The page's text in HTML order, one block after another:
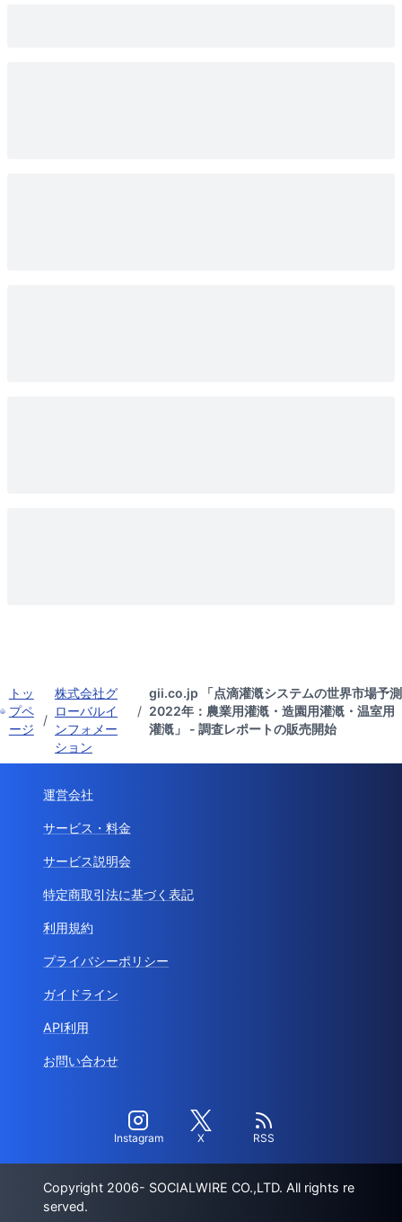
トッ
プペ
ージ
/
株式会社グ
ローバルイ
ンフォメー
ション
/
gii.co.jp 「点滴灌漑システムの世界市場予測
2022年：農業用灌漑・造園用灌漑・温室用
灌漑」 - 調査レポートの販売開始
運営会社
サービス・料金
サービス説明会
特定商取引法に基づく表記
利用規約
プライバシーポリシー
ガイドライン
API利用
お問い合わせ
Instagram X RSS
Copyright 2006- SOCIALWIRE CO.,LTD. All rights re
served.